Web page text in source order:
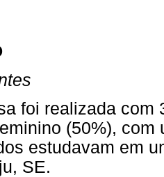
foi realizada com
(50%),
estudavam em
SE.